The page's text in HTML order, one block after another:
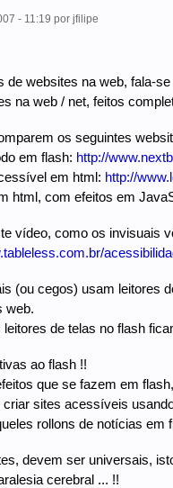
- 11:19 por jfilipe
de websites na web, fala-
na web / net, feitos
os seguintes
em flash: http://
em html: http://
html, com efeitos em
vídeo, como os invisuais
(ou cegos) usam leitores
web.
de telas no flash
ao flash !!
que se fazem em
criar sites acessíveis
rollons de notícias em
devem ser universais,
cerebral ... !!